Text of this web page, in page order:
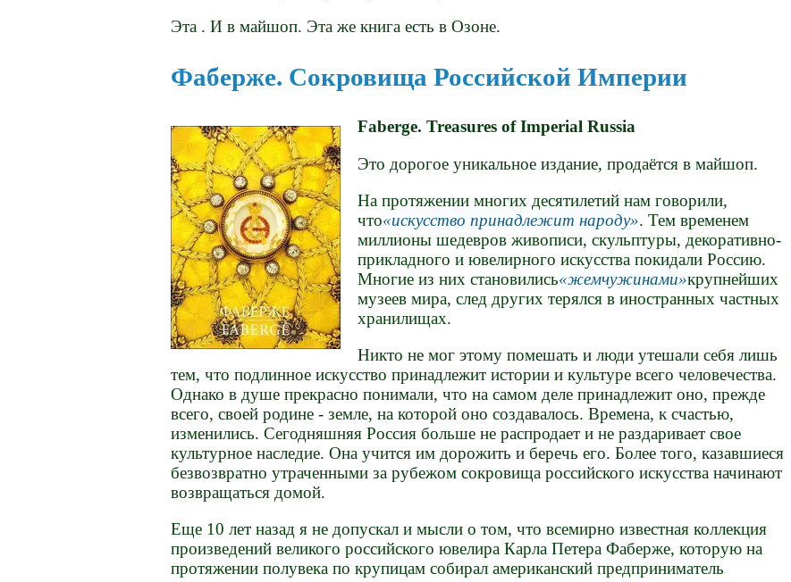
Эта . И в майшоп. Эта же книга есть в Озоне.
Фаберже. Сокровища Российской Империи
Faberge. Treasures of Imperial Russia
Это дорогое уникальное издание, продаётся в майшоп.
На протяжении многих десятилетий нам говорили,
что искусство принадлежит народу . Тем временем
миллионы шедевров живописи, скульптуры, декоративно-
прикладного и ювелирного искусства покидали Россию.
Многие из них становились жемчужинами крупнейших
музеев мира, след других терялся в иностранных частных
хранилищах.
Никто не мог этому помешать и люди утешали себя лишь
тем, что подлинное искусство принадлежит истории и культуре всего человечества.
Однако в душе прекрасно понимали, что на самом деле принадлежит оно, прежде
всего, своей родине - земле, на которой оно создавалось. Времена, к счастью,
изменились. Сегодняшняя Россия больше не распродает и не раздаривает свое
культурное наследие. Она учится им дорожить и беречь его. Более того, казавшиеся
безвозвратно утраченными за рубежом сокровища российского искусства начинают
возвращаться домой.
Еще 10 лет назад я не допускал и мысли о том, что всемирно известная коллекция
произведений великого российского ювелира Карла Петера Фаберже, которую на
протяжении полувека по крупицам собирал американский предприниматель